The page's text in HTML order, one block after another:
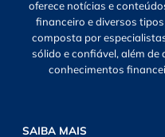
oferece notícias e
financeiro e diversos
composta por
sólido e confiável, além
conhecimentos
SAIBA MAIS